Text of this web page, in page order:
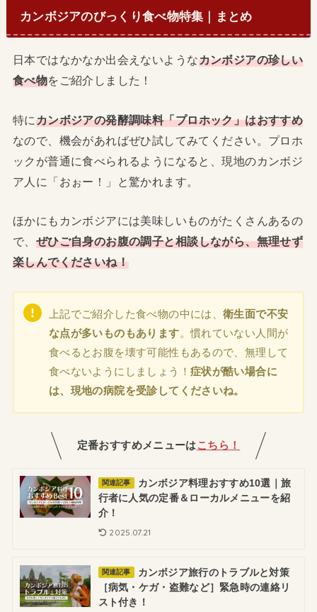
カンボジアのびっくり食べ物特集｜まとめ
日本ではなかなか出会えないようなカンボジアの珍しい
食べ物をご紹介しました！
特にカンボジアの発酵調味料「プロホック」はおすすめ
なので、機会があればぜひ試してみてください。プロホ
ックが普通に食べられるようになると、現地のカンボジ
ア人に「おぉー！」と驚かれます。
ほかにもカンボジアには美味しいものがたくさんあるの
で、 ぜひご自身のお腹の調子と相談しながら、無理せず
楽しんでくださいね！
上記でご紹介した食べ物の中には、衛生面で不安
な点が多いものもあります。慣れていない人間が
食べるとお腹を壊す可能性もあるので、無理して
食べないようにしましょう！ 症状が酷い場合に
は、現地の病院を受診してくださいね。
定番おすすめメニューはこちら！
関連記事
カンボジア料理おすすめ10選｜旅
行者に人気の定番＆ローカルメニューを紹
介！
2025.07.21
関連記事
カンボジア旅行のトラブルと対策
［病気・ケガ・盗難など］緊急時の連絡リ
スト付き！